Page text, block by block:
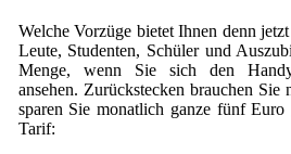
Welche Vorzüge bietet Ihnen denn
Leute, Studenten, Schüler und
Menge, wenn Sie sich den
ansehen. Zurückstecken brauchen
sparen Sie monatlich ganze fünf Euro
Tarif: